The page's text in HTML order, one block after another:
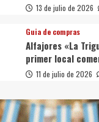
13 de julio de 2026
Guia de compras
Alfajores «La
primer local
11 de julio de 2026